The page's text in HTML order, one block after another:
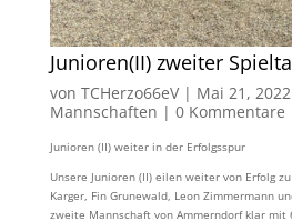
Junioren(II) zweiter
von TCHerzo66eV| Mai 21, 2022
Mannschaften | 0 Kommentare
Junioren (II) weiter in der Erfolgsspur
Unsere Junioren (II) eilen weiter von Erfolg
Karger, Fin Grunewald, Leon Zimmermann
zweite Mannschaft von Ammerndorf klar mit